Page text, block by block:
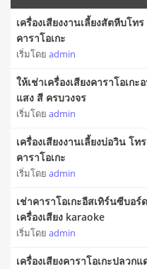
เครื่องเสียงงานเลี้ยงสัตหีบโท
คาราโอเกะ
เริ่มโดย admin
ให้เช่าเครื่องเสียงคาราโอเก
แสง สี ครบวงจร
เริ่มโดย admin
เครื่องเสียงงานเลี้ยงบ่อวิน โท
คาราโอเกะ
เริ่มโดย admin
เช่าคาราโอเกะอีสเทิร์นซีบอร์
เครื่องเสียง karaoke
เริ่มโดย admin
เครื่องเสียงคาราโอเกะปลวก